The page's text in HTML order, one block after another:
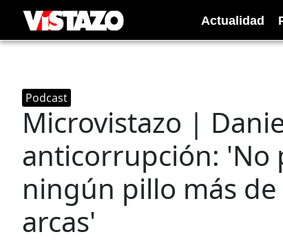
Actualidad
Podcast
Microvistazo |
anticorrupción: 'No
ningún pillo más
arcas'